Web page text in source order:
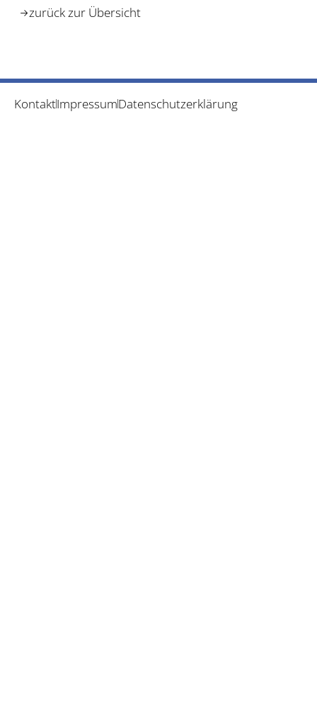
zurück zur Übersicht
KontaktImpressumDatenschutzerklärung